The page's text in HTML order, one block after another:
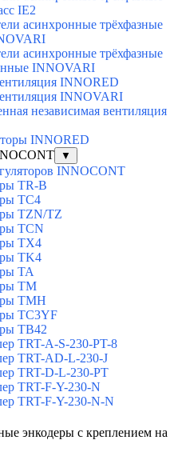
IE2
асинхронные трёхфазные
асинхронные трёхфазные
INNOVARI
INNORED
INNOVARI
независимая вентиляция
INNORED
▼
INNOCONT
TR-B
TC4
TZN/TZ
TCN
TX4
TK4
TA
TM
TMH
TC3YF
TB42
TRT-A-S-230-PT-8
TRT-AD-L-230-J
TRT-D-L-230-PT
TRT-F-Y-230-N
TRT-F-Y-230-N-N
энкодеры с креплением на